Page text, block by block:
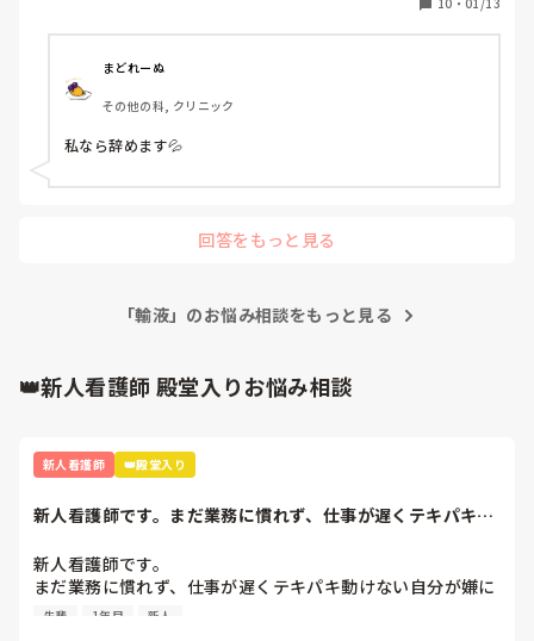
たのに、脱水だろうからもう１本追加してと言われました。
タンミですが、ちょっとですよね。
やはり早く辞めた方が良いかな
まどれーぬ
その他の科, クリニック
私なら辞めます💦
回答をもっと見る
「輸液」のお悩み相談をもっと見る
👑新人看護師 殿堂入りお悩み相談
新人看護師 👑殿堂入り
新人看護師です。まだ業務に慣れず、仕事が遅くテキパキ動
新人看護師です。
まだ業務に慣れず、仕事が遅くテキパキ動けない自分が嫌に
なります。
先輩 1年目 新人